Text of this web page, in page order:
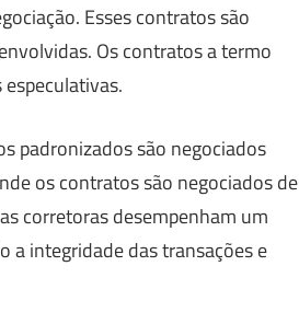
Esses contratos são
Os contratos a termo
padronizados são negociados
os contratos são negociados de
corretoras desempenham um
a integridade das transações e